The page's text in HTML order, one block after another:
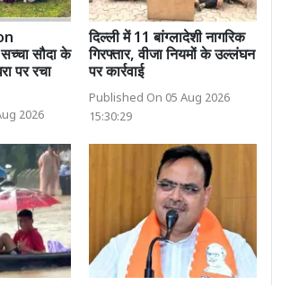
सौदा के
पर रचा
2026
दिल्ली में 11 बांग्लादेशी नागरिक
गिरफ्तार, वीजा नियमों के उल्लंघन
पर कार्रवाई
Published On 05 Aug 2026
15:30:29